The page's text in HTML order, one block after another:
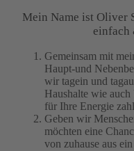
Mein Name ist Oliver
einfach
Gemeinsam mit
Haupt-und
wir tagein und
Haushalte wie
für Ihre Energie
Geben wir
möchten eine
von zuhause aus